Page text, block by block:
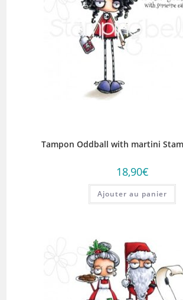
Tampon Oddball with martini
18,90€
Ajouter au panier